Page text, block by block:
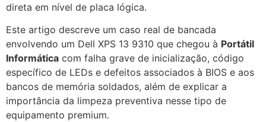
direta em nível de placa lógica.
Este artigo descreve um caso real de bancada
envolvendo um Dell XPS 13 9310 que chegou à Portátil
Informática com falha grave de inicialização, código
específico de LEDs e defeitos associados à BIOS e aos
bancos de memória soldados, além de explicar a
importância da limpeza preventiva nesse tipo de
equipamento premium.